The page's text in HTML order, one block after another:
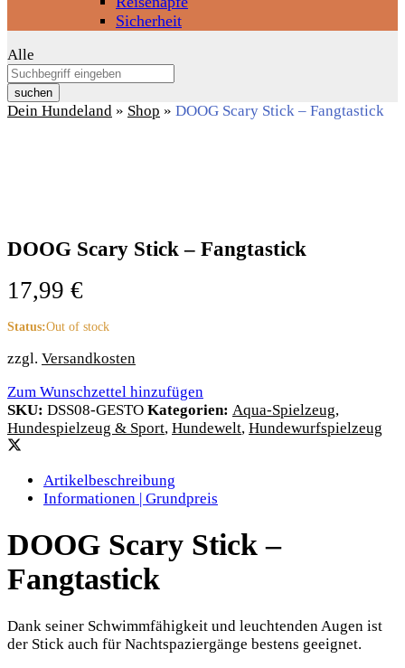
Sicherheit
Alle
suchen
Dein Hundeland » Shop » DOOG Scary Stick – Fangtastick
DOOG Scary Stick – Fangtastick
17,99 €
Status:Out of stock
zzgl. Versandkosten
Zum Wunschzettel hinzufügen
SKU: DSS08-GESTO Kategorien: Aqua-Spielzeug,
Hundespielzeug & Sport, Hundewelt, Hundewurfspielzeug
Artikelbeschreibung
Informationen | Grundpreis
DOOG Scary Stick –
Fangtastick
Dank seiner Schwimmfähigkeit und leuchtenden Augen ist
der Stick auch für Nachtspaziergänge bestens geeignet.